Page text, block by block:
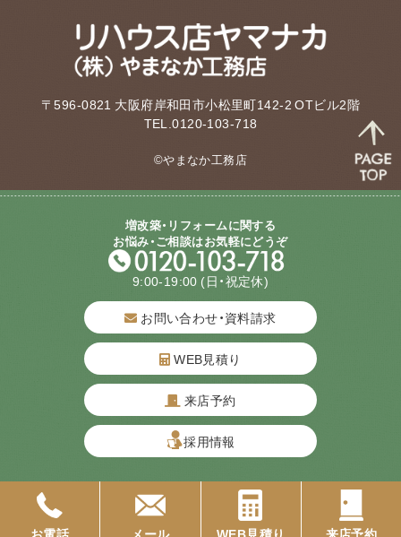
〒596-0821 大阪府岸和田市小松里町142-2 OTビル2階
TEL.0120-103-718
©やまなか工務店
増改築・リフォームに関する
お悩み・ご相談はお気軽にどうぞ
9:00-19:00 (日・祝定休)
お問い合わせ・資料請求
WEB見積り
来店予約
採用情報
お電話 メール WEB見積り 来店予約